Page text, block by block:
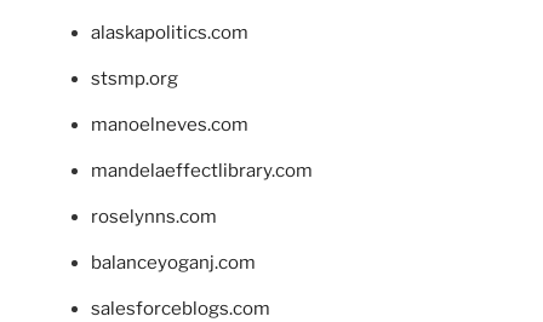
alaskapolitics.com
stsmp.org
manoelneves.com
mandelaeffectlibrary.com
roselynns.com
balanceyoganj.com
salesforceblogs.com